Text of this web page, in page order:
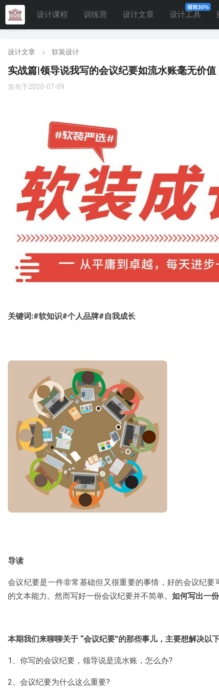
设计课程 训练营 设计文章 设计工具
设计文章 软装设计
实战篇|领导说我写的会议纪要如流水账毫无价
发布于2020-07-09
关键词:#软知识#个人品牌#自我成长
导读
会议纪要是一件非常基础但又很重要的事情，好的会议纪
的文本能力。然而写好一份会议纪要并不简单。 如何写出一
本期我们来聊聊关于 “会议纪要”的那些事儿，主要想解决以
1、你写的会议纪要，领导说是流水账，怎么办?
2、会议纪要为什么这么重要?